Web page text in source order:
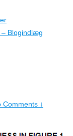
– Blogindlæg
Comments ↓